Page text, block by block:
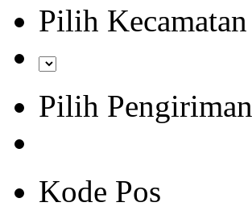
Pilih Kecamatan
Pilih Pengiriman
Kode Pos